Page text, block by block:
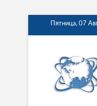
Пятница, 07